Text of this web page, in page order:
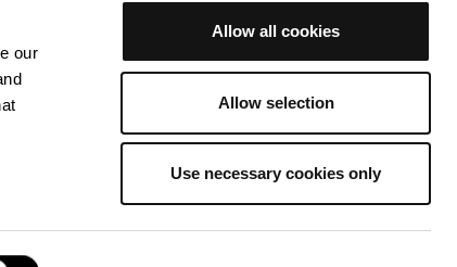
our
Allow all cookies
Allow selection
Use necessary cookies only